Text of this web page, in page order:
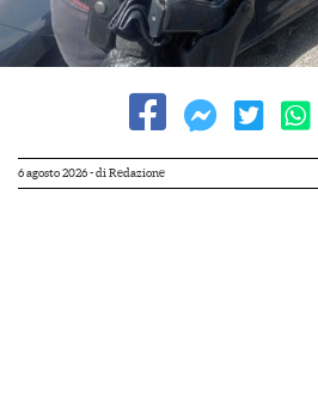
6 agosto 2026- di Redazione